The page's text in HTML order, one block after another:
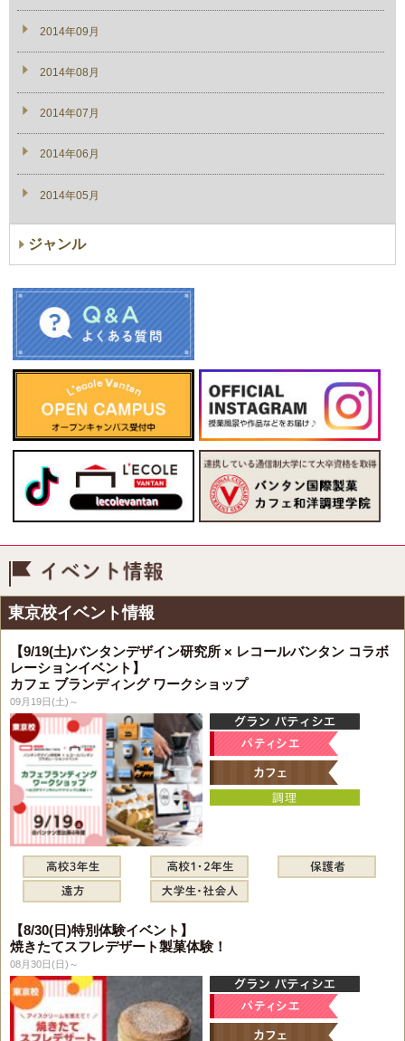
2014年09月
2014年08月
2014年07月
2014年06月
2014年05月
ジャンル
東京校イベント情報
【9/19(土)バンタンデザイン研究所 × レコールバンタン コラボ
レーションイベント】
カフェ ブランディング ワークショップ
09月19日(土)～
【8/30(日)特別体験イベント】
焼きたてスフレデザート製菓体験！
08月30日(日)～